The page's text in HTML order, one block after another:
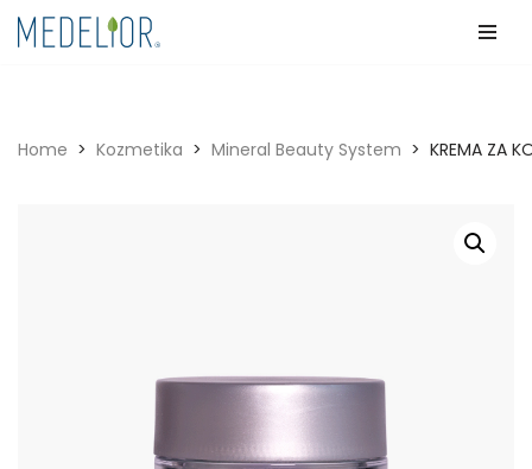
Home > Kozmetika > Mineral Beauty System > KREMA ZA